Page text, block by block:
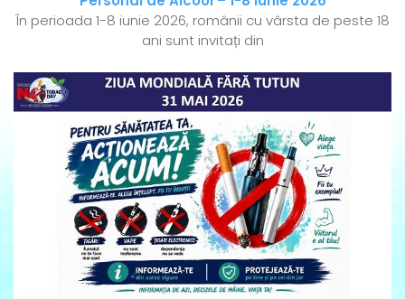
În perioada 1-8 iunie 2026, românii cu vârsta de peste 18
ani sunt invitați din